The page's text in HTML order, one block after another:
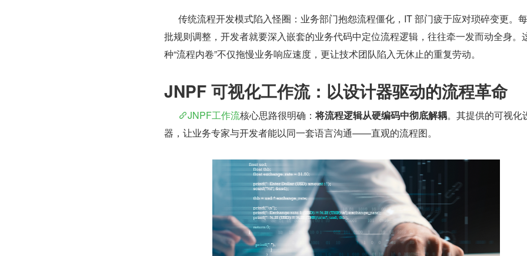
批规则调整，开发者就要深入嵌套的业务代码中定位流程逻辑，往往牵一发而动全身。
种“流程内卷”不仅拖慢业务响应速度，更让技术团队陷入无休止的重复劳动。
JNPF 可视化工作流：以设计器驱动的流程革命
JNPF工作流核心思路很明确：将流程逻辑从硬编码中彻底解耦。其提供的可视化
器，让业务专家与开发者能以同一套语言沟通——直观的流程图。